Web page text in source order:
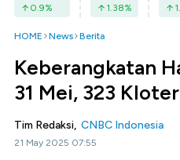
0.9% 1.38%
HOME News Berita
Keberangkatan
31 Mei, 323
Tim Redaksi, CNBC Indonesia
21 May 2025 07:55